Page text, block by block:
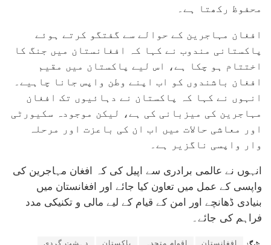
محفوظ رکھتا ہے۔
افغان مہاجرین کے حوالے سے گفتگو کرتے ہوئے
پاکستانی مندوب نے کہا کہ افغانستان میں جنگ کا
اختتام ہو چکا ہے، اس لیے پاکستان میں مقیم
افغان باشندوں کو اب اپنے وطن واپس جانا چاہیے۔
انہوں نے کہا کہ پاکستان نے دہائیوں تک افغان
مہاجرین کی میزبانی کی ہے، لیکن موجودہ سکیورٹی
اور معاشی حالات میں اب ان کی باعزت اور مرحلہ
وار واپسی ناگزیر ہے۔
انہوں نے عالمی برادری سے اپیل کی کہ افغان مہاجرین کی
واپسی کے عمل میں تعاون کیا جائے اور افغانستان میں
بنیادی ڈھانچے اور امن کے قیام کے لیے مالی و تکنیکی مدد
فراہم کی جائے۔
افغانستان اقوام متحدہ پاکستان
دہشت گردی